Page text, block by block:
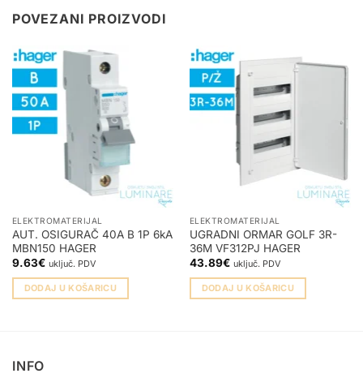
POVEZANI PROIZVODI
ELEKTROMATERIJAL
AUT. OSIGURAČ 40A B 1P 6kA
MBN150 HAGER
9.63€ uključ. PDV
DODAJ U KOŠARICU
ELEKTROMATERIJAL
UGRADNI ORMAR GOLF 3R-
36M VF312PJ HAGER
43.89€ uključ. PDV
DODAJ U KOŠARICU
INFO